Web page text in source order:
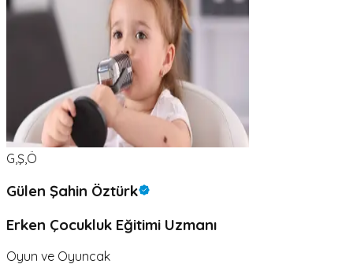
G,Ş,Ö
Gülen Şahin Öztürk
Erken Çocukluk Eğitimi Uzmanı
Oyun ve Oyuncak